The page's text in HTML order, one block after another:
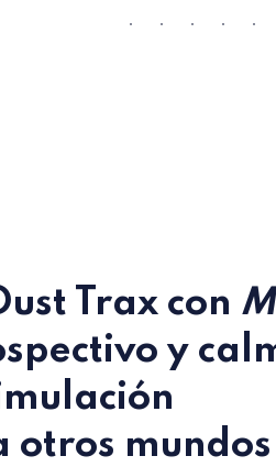
Trax con
y
otros